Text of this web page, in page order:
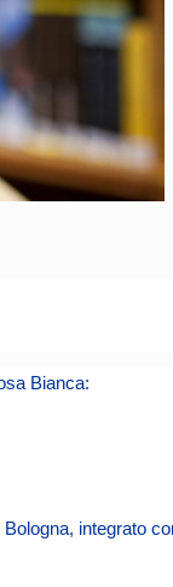
Bianca:
integrato